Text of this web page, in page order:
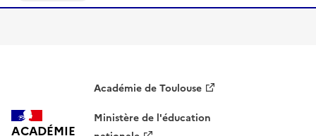
ACADÉMIE
Académie de Toulouse
Ministère de l'éducation